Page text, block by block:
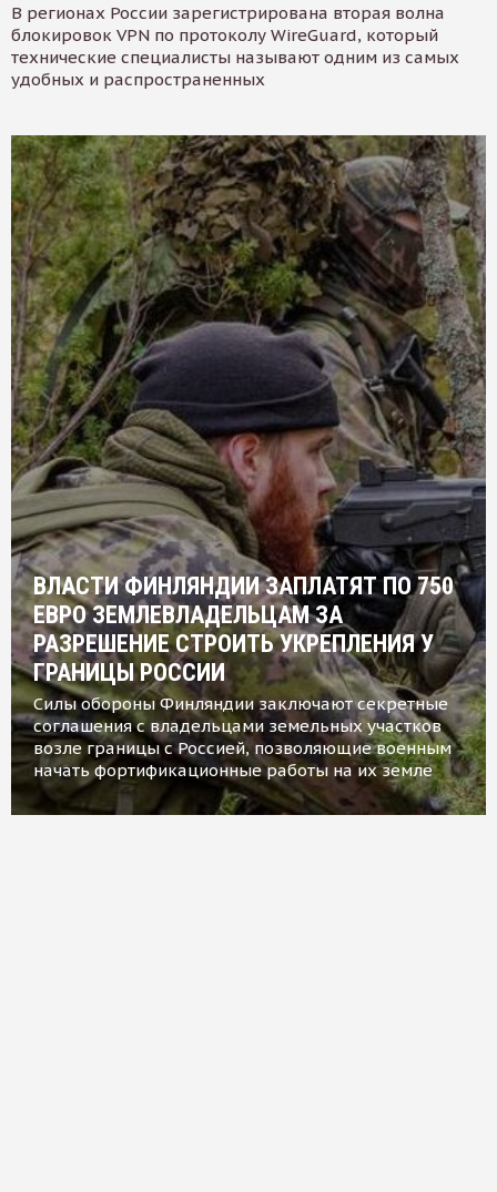
В регионах России зарегистрирована вторая волна
блокировок VPN по протоколу WireGuard, который
технические специалисты называют одним из самых
удобных и распространенных
ВЛАСТИ ФИНЛЯНДИИ ЗАПЛАТЯТ ПО 750
ЕВРО ЗЕМЛЕВЛАДЕЛЬЦАМ ЗА
РАЗРЕШЕНИЕ СТРОИТЬ УКРЕПЛЕНИЯ У
ГРАНИЦЫ РОССИИ
Силы обороны Финляндии заключают секретные
соглашения с владельцами земельных участков
возле границы с Россией, позволяющие военным
начать фортификационные работы на их земле